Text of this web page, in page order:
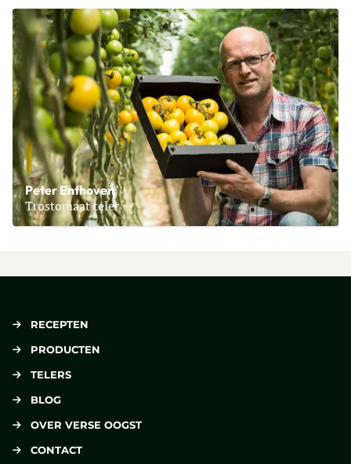
Peter Enthoven
Trostomaat teler
RECEPTEN
PRODUCTEN
TELERS
BLOG
OVER VERSE OOGST
CONTACT